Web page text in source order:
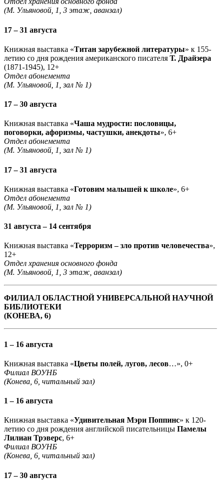
(М. Ульяновой, 1, 3 этаж, аванзал)
17 – 31 августа
Книжная выставка «Титан зарубежной литературы» к 155-
летию со дня рождения американского писателя Т. Драйзера
(1871-1945), 12+
Отдел абонемента
(М. Ульяновой, 1, зал № 1)
17 – 30 августа
Книжная выставка «Чаша мудрости: пословицы,
поговорки, афоризмы, частушки, анекдоты», 6+
Отдел абонемента
(М. Ульяновой, 1, зал № 1)
17 – 31 августа
Книжная выставка «Готовим малышей к школе», 6+
Отдел абонемента
(М. Ульяновой, 1, зал № 1)
31 августа – 14 сентября
Книжная выставка «Терроризм – зло против человечества»,
12+
Отдел хранения основного фонда
(М. Ульяновой, 1, 3 этаж, аванзал)
ФИЛИАЛ ОБЛАСТНОЙ УНИВЕРСАЛЬНОЙ НАУЧНОЙ
БИБЛИОТЕКИ
(КОНЕВА, 6)
1 – 16 августа
Книжная выставка «Цветы полей, лугов, лесов…», 0+
Филиал ВОУНБ
(Конева, 6, читальный зал)
1 – 16 августа
Книжная выставка «Удивительная Мэри Поппинс» к 120-
летию со дня рождения английской писательницы Памелы
Лилиан Трэверс, 6+
Филиал ВОУНБ
(Конева, 6, читальный зал)
17 – 30 августа